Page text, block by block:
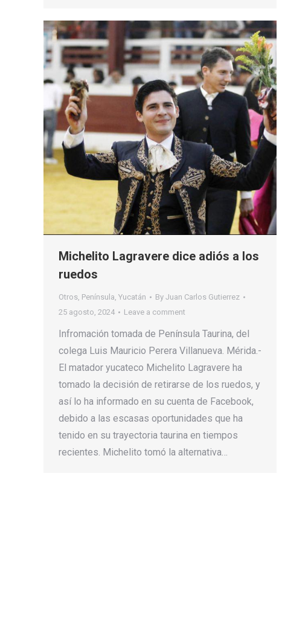
Michelito Lagravere dice adiós a los
ruedos
Otros, Península, Yucatán By Juan Carlos Gutierrez
25 agosto, 2024
Leave a comment
Infromación tomada de Península Taurina, del
colega Luis Mauricio Perera Villanueva. Mérida.-
El matador yucateco Michelito Lagravere ha
tomado la decisión de retirarse de los ruedos, y
así lo ha informado en su cuenta de Facebook,
debido a las escasas oportunidades que ha
tenido en su trayectoria taurina en tiempos
recientes. Michelito tomó la alternativa…